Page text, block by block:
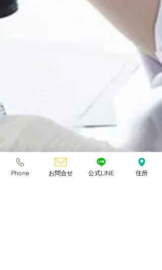
Phone お問合せ 公式LINE 住所